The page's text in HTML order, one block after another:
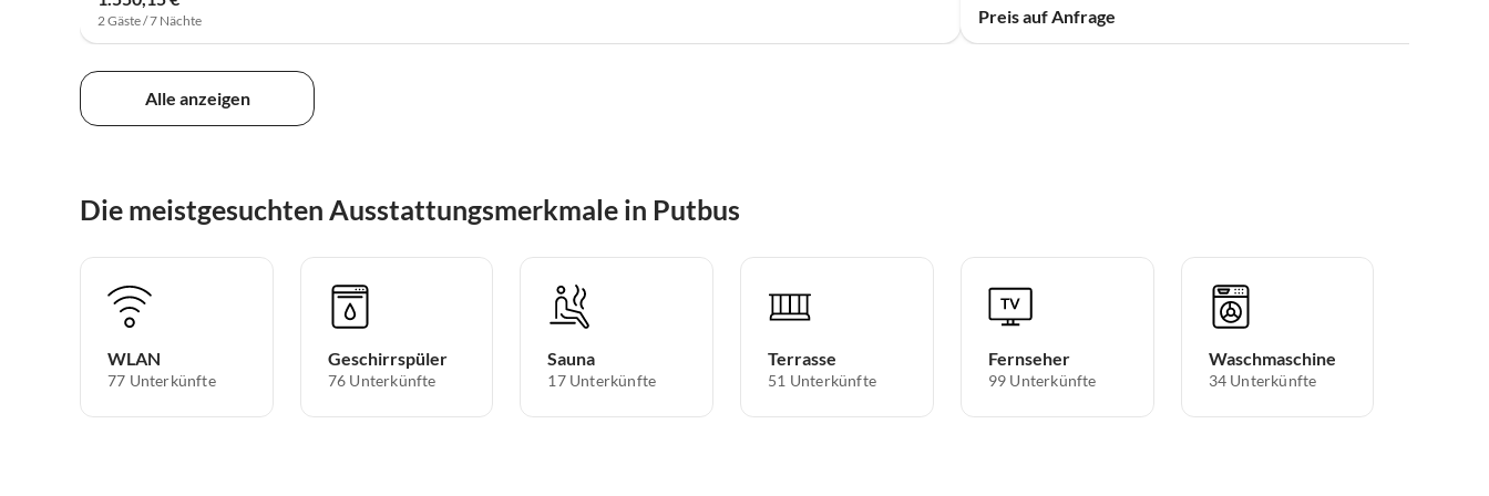
2 Gäste / 7 Nächte Preis auf Anfrage
Alle anzeigen
Die meistgesuchten Ausstattungsmerkmale in Putbus
WLAN
77 Unterkünfte
Geschirrspüler
76 Unterkünfte
Sauna
17 Unterkünfte
Terrasse
51 Unterkünfte
Fernseher
99 Unterkünfte
Waschmaschine
34 Unterkünfte